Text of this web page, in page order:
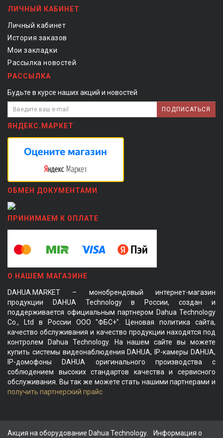
ЛИЧНЫЙ КАБИНЕТ
Личный кабинет
История заказов
Мои закладки
Рассылка новостей
РАССЫЛКА
Будьте в курсе наших акций и новостей
ПОДПИСАТЬСЯ
ЯНДЕКС.МАРКЕТ
ОБМЕН ДОКУМЕНТАМИ
ПРИНИМАЕМ К ОПЛАТЕ
О НАШЕМ МАГАЗИНЕ
DAHUA.MARKET – монобрендовый интернет-магазин
продукции DAHUA Technology в России, создан и
поддерживается официальным партнером Dahua Technology
Co., Ltd в России ООО "ФБС+". Ценовая политика сайта,
качество обслуживания и качество продукции находятся под
контролем Dahua Technology. На нашем сайте вы можете
купить системы видеонаблюдения DAHUA, IP-камеры DAHUA,
IP-домофоны DAHUA оригинального производства с
соблюдением высоких стандартов качества и сервисного
обслуживания. Вы так же можете стать нашими партнерами и
получить партнерский прайс
Акция на оборудование Dahua Technology. Информация о